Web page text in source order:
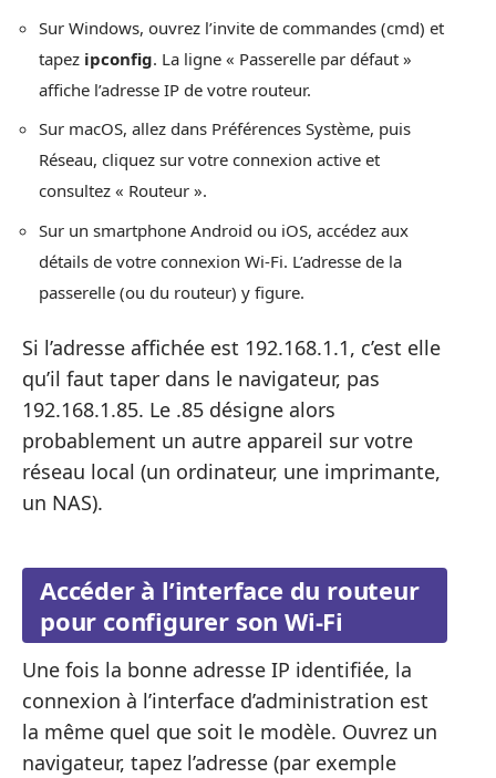
Sur Windows, ouvrez l’invite de commandes (cmd) et
tapez ipconfig. La ligne « Passerelle par défaut »
affiche l’adresse IP de votre routeur.
Sur macOS, allez dans Préférences Système, puis
Réseau, cliquez sur votre connexion active et
consultez « Routeur ».
Sur un smartphone Android ou iOS, accédez aux
détails de votre connexion Wi-Fi. L’adresse de la
passerelle (ou du routeur) y figure.
Si l’adresse affichée est 192.168.1.1, c’est elle
qu’il faut taper dans le navigateur, pas
192.168.1.85. Le .85 désigne alors
probablement un autre appareil sur votre
réseau local (un ordinateur, une imprimante,
un NAS).
Accéder à l’interface du routeur
pour configurer son Wi-Fi
Une fois la bonne adresse IP identifiée, la
connexion à l’interface d’administration est
la même quel que soit le modèle. Ouvrez un
navigateur, tapez l’adresse (par exemple